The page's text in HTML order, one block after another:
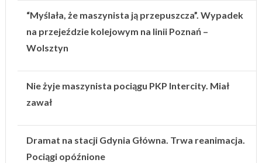
“Myślała, że maszynista ją przepuszcza”. Wypadek
na przejeździe kolejowym na linii Poznań –
Wolsztyn
Nie żyje maszynista pociągu PKP Intercity. Miał
zawał
Dramat na stacji Gdynia Główna. Trwa reanimacja.
Pociągi opóźnione